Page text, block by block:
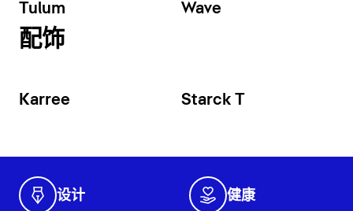
Tulum Wave
配饰
Karree Starck T
设计 健康